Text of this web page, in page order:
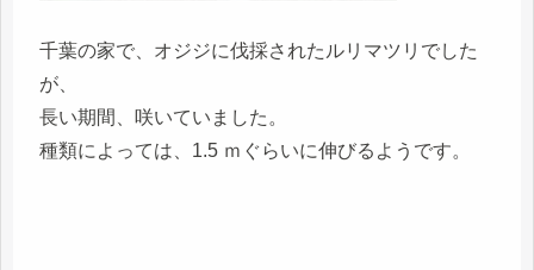
千葉の家で、オジジに伐採されたルリマツリでした
が、
長い期間、咲いていました。
種類によっては、1.5 ｍぐらいに伸びるようです。